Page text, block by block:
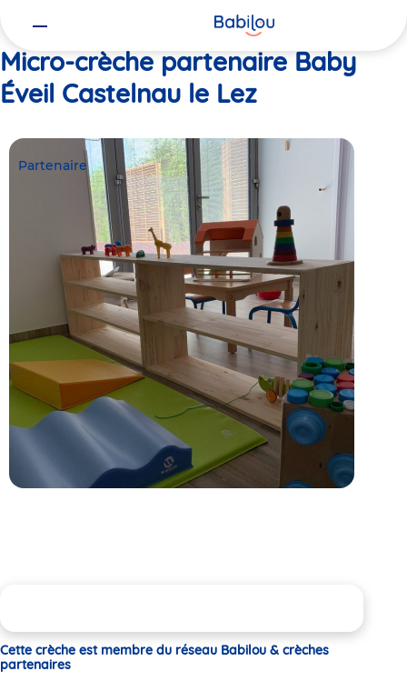
Micro-crèche partenaire Baby
Éveil Castelnau le Lez
Partenaire
Cette crèche est membre du réseau Babilou & crèches
partenaires